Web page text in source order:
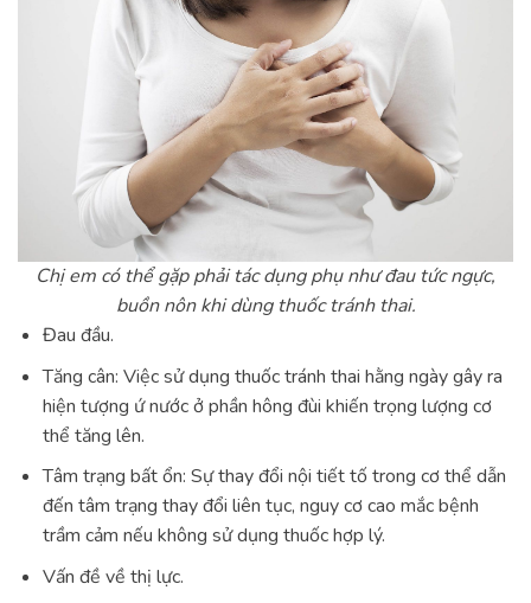
Chị em có thể gặp phải tác dụng phụ như đau tức ngực,
buồn nôn khi dùng thuốc tránh thai.
Đau đầu.
Tăng cân: Việc sử dụng thuốc tránh thai hằng ngày gây ra
hiện tượng ứ nước ở phần hông đùi khiến trọng lượng cơ
thể tăng lên.
Tâm trạng bất ổn: Sự thay đổi nội tiết tố trong cơ thể dẫn
đến tâm trạng thay đổi liên tục, nguy cơ cao mắc bệnh
trầm cảm nếu không sử dụng thuốc hợp lý.
Vấn đề về thị lực.